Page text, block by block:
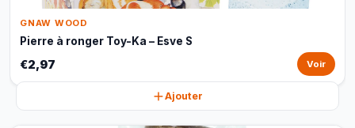
GNAW WOOD
Pierre à ronger Toy-Ka – Esve S
€2,97 Voir
Ajouter